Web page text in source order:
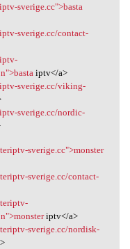
sverige.cc">basta
sverige.cc/contact-
iptv</a>
sverige.cc/viking-
sverige.cc/nordic-
sverige.cc">monster
sverige.cc/contact-
iptv</a>
sverige.cc/nordisk-